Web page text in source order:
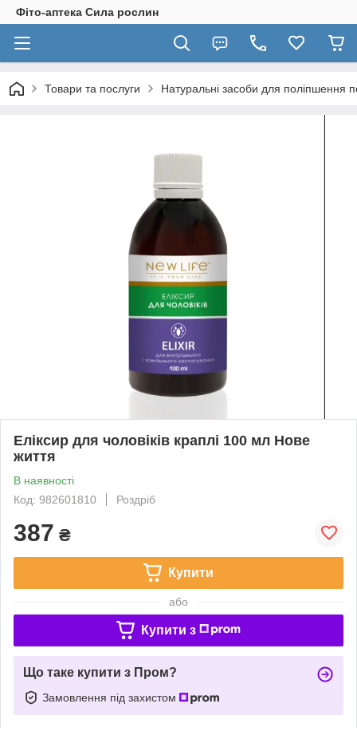
Фіто-аптека Сила рослин
Товари та послуги Натуральні засоби для поліпшення
Еліксир для чоловіків краплі 100 мл Нове
життя
В наявності
Код: 982601810
Роздріб
387 ₴
Купити
або
Купити з
Що таке купити з Пром?
Замовлення під захистом